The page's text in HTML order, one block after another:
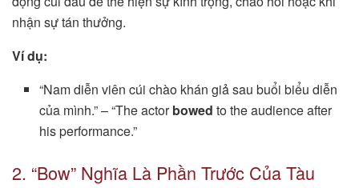
nhận sự tán thưởng.
Ví dụ:
“Nam diễn viên cúi chào khán giả sau buổi biểu diễn
của mình.” – “The actorbowed to the audience after
his performance.”
2. “Bow” Nghĩa Là Phần Trước Của Tàu